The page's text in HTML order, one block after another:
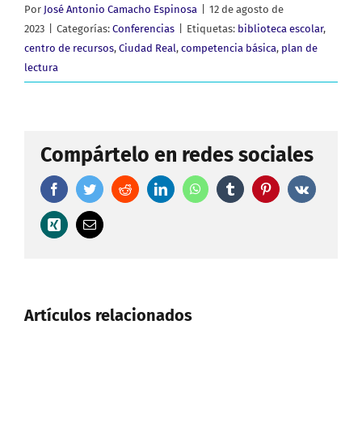
Por José Antonio Camacho Espinosa
12 de agosto de
2023
Categorías: Conferencias Etiquetas: biblioteca escolar,
centro de recursos, Ciudad Real, competencia básica, plan de
lectura
Compártelo en redes sociales
FacebookTwitterRedditLinkedInWhatsAppTumblr Pinterest
Vk
Xing
Correo
electrónico
Artículos relacionados